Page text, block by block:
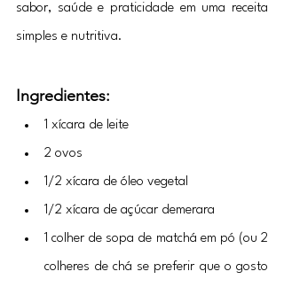
sabor, saúde e praticidade em uma receita
simples e nutritiva.
Ingredientes:
1 xícara de leite
2 ovos
1/2 xícara de óleo vegetal
1/2 xícara de açúcar demerara
1 colher de sopa de matchá em pó (ou 2
colheres de chá se preferir que o gosto